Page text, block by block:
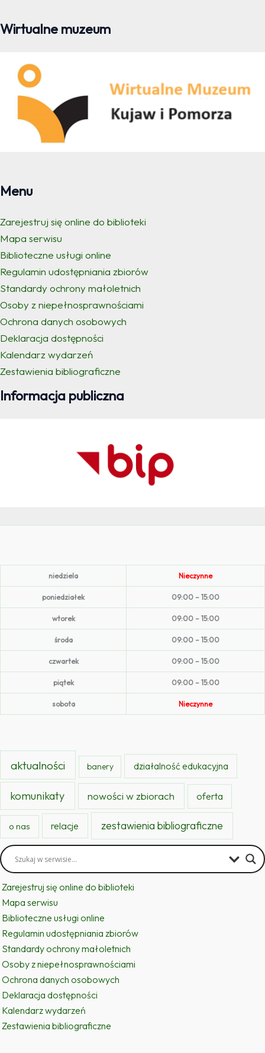
Wirtualne muzeum
Menu
Zarejestruj się online do biblioteki
Mapa serwisu
Biblioteczne usługi online
Regulamin udostępniania zbiorów
Standardy ochrony małoletnich
Osoby z niepełnosprawnościami
Ochrona danych osobowych
Deklaracja dostępności
Kalendarz wydarzeń
Zestawienia bibliograficzne
Informacja publiczna
niedziela Nieczynne
poniedziałek 09:00 – 15:00
wtorek 09:00 – 15:00
środa 09:00 – 15:00
czwartek 09:00 – 15:00
piątek 09:00 – 15:00
sobota Nieczynne
aktualności banery działalność edukacyjna
komunikaty nowości w zbiorach oferta
o nas relacje zestawienia bibliograficzne
Zarejestruj się online do biblioteki
Mapa serwisu
Biblioteczne usługi online
Regulamin udostępniania zbiorów
Standardy ochrony małoletnich
Osoby z niepełnosprawnościami
Ochrona danych osobowych
Deklaracja dostępności
Kalendarz wydarzeń
Zestawienia bibliograficzne